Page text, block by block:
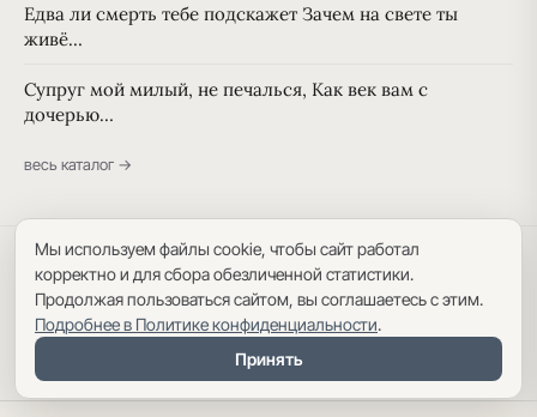
Едва ли смерть тебе подскажет Зачем на свете ты
живё…
Супруг мой милый, не печалься, Как век вам с
дочерью…
весь каталог →
Политика конфиденциальности Пользовательское соглашение
Карта сайта
Мы используем файлы cookie, чтобы сайт работал
корректно и для сбора обезличенной статистики.
Продолжая пользоваться сайтом, вы соглашаетесь с этим.
Подробнее в Политике конфиденциальности.
Принять